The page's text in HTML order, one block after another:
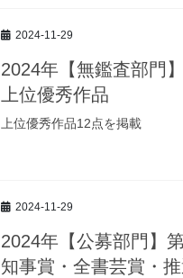
2024-11-29
2024年【無鑑査部門
上位優秀作品
上位優秀作品12点を掲載
2024-11-29
2024年【公募部門】
知事賞・全書芸賞・